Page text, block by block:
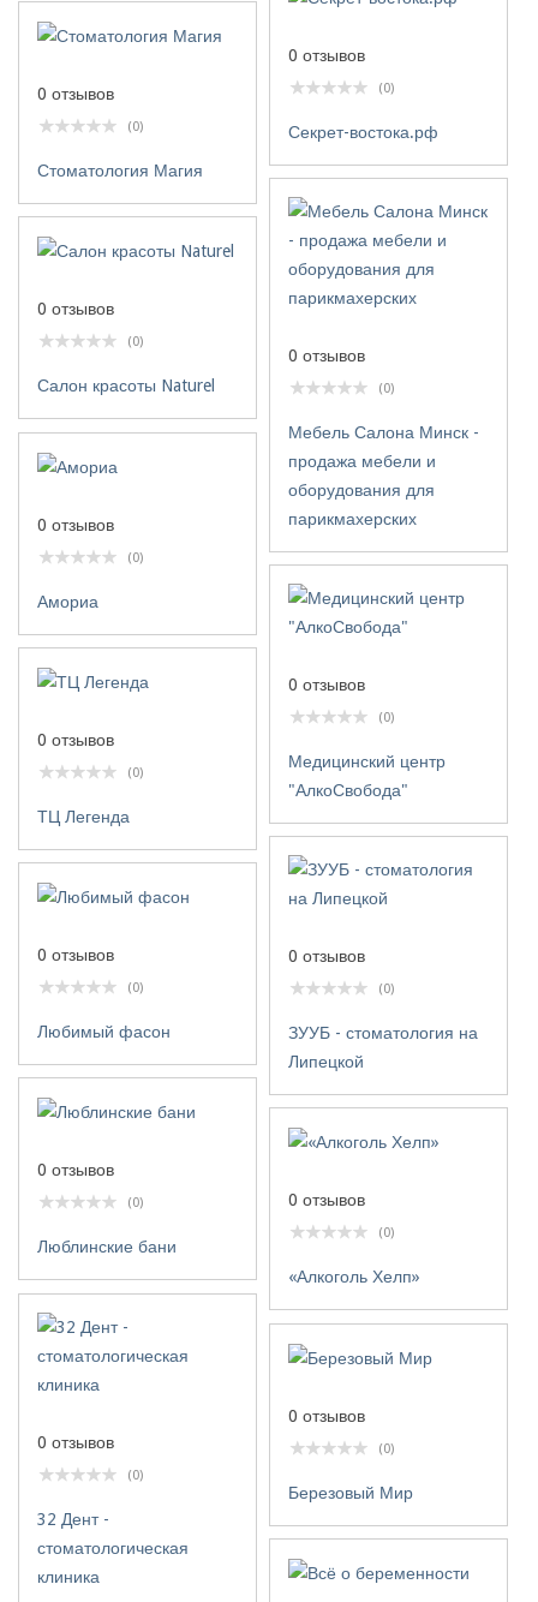
0 отзывов
(0)
Секрет-востока.рф
0 отзывов
(0)
Стоматология Магия
0 отзывов
(0)
Мебель Салона Минск -
продажа мебели и
оборудования для
парикмахерских
0 отзывов
(0)
Салон красоты Naturel
0 отзывов
(0)
Амориа
0 отзывов
(0)
Медицинский центр
"АлкоСвобода"
0 отзывов
(0)
ТЦ Легенда
0 отзывов
(0)
ЗУУБ - стоматология на
Липецкой
0 отзывов
(0)
Любимый фасон
0 отзывов
(0)
Люблинские бани
0 отзывов
(0)
«Алкоголь Хелп»
0 отзывов
(0)
32 Дент -
стоматологическая
клиника
0 отзывов
(0)
Березовый Мир